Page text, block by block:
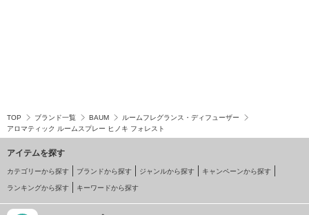
TOP ブランド一覧 BAUM
ルームフレグランス・ディフューザー
アロマティック ルームスプレー ヒノキ フォレスト
アイテムを探す
カテゴリーから探す ブランドから探す ジャンルから探す キャンペーンから探す
ランキングから探す キーワードから探す